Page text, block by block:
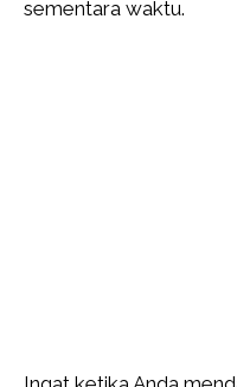
sementara waktu.